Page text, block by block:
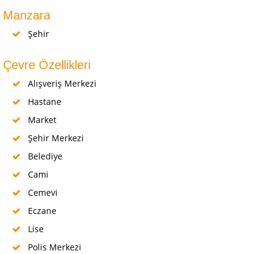
Manzara
Şehir
Çevre Özellikleri
Alışveriş Merkezi
Hastane
Market
Şehir Merkezi
Belediye
Cami
Cemevi
Eczane
Lise
Polis Merkezi